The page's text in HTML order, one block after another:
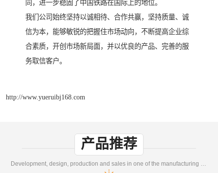
同，进一步稳固了中国铁路在国际上的地位。
我们公司始终坚持以诚相待、合作共赢，坚持质量、诚
信为本，能够敏锐的把握住市场动向，不断提高企业综
合素质，开创市场新局面，并以优良的产品、完善的服
务取信客户。
http://www.yueruibj168.com
产品推荐
Development, design, production and sales in one of the manufacturing enterprises